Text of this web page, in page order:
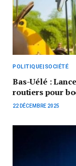
POLITIQUE|SOCIÉTÉ
Bas-Uélé :
routiers pour
22 DÉCEMBRE 2025